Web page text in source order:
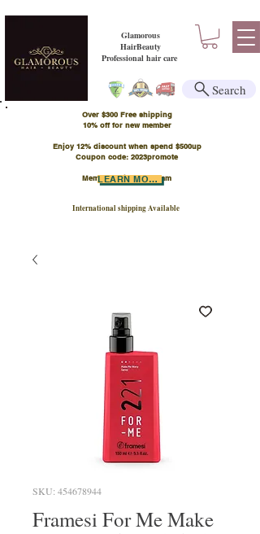
Glamorous
HairBeauty
Professional hair care
Over $300 Free shipping
​10% off for new member
Enjoy 12% discount when spend $500up
Coupon code: 2023promote
Member Points Program
International shipping Available
LEARN MORE
Search
SKU: 454678944
Framesi For Me Make